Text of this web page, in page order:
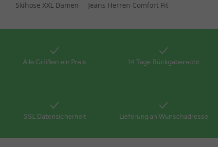
Skihose XXL Damen
Jeans Herren Comfort Fit
Alle Größen ein Preis 14 Tage Rückgaberecht
SSL Datensicherheit Lieferung an Wunschadresse